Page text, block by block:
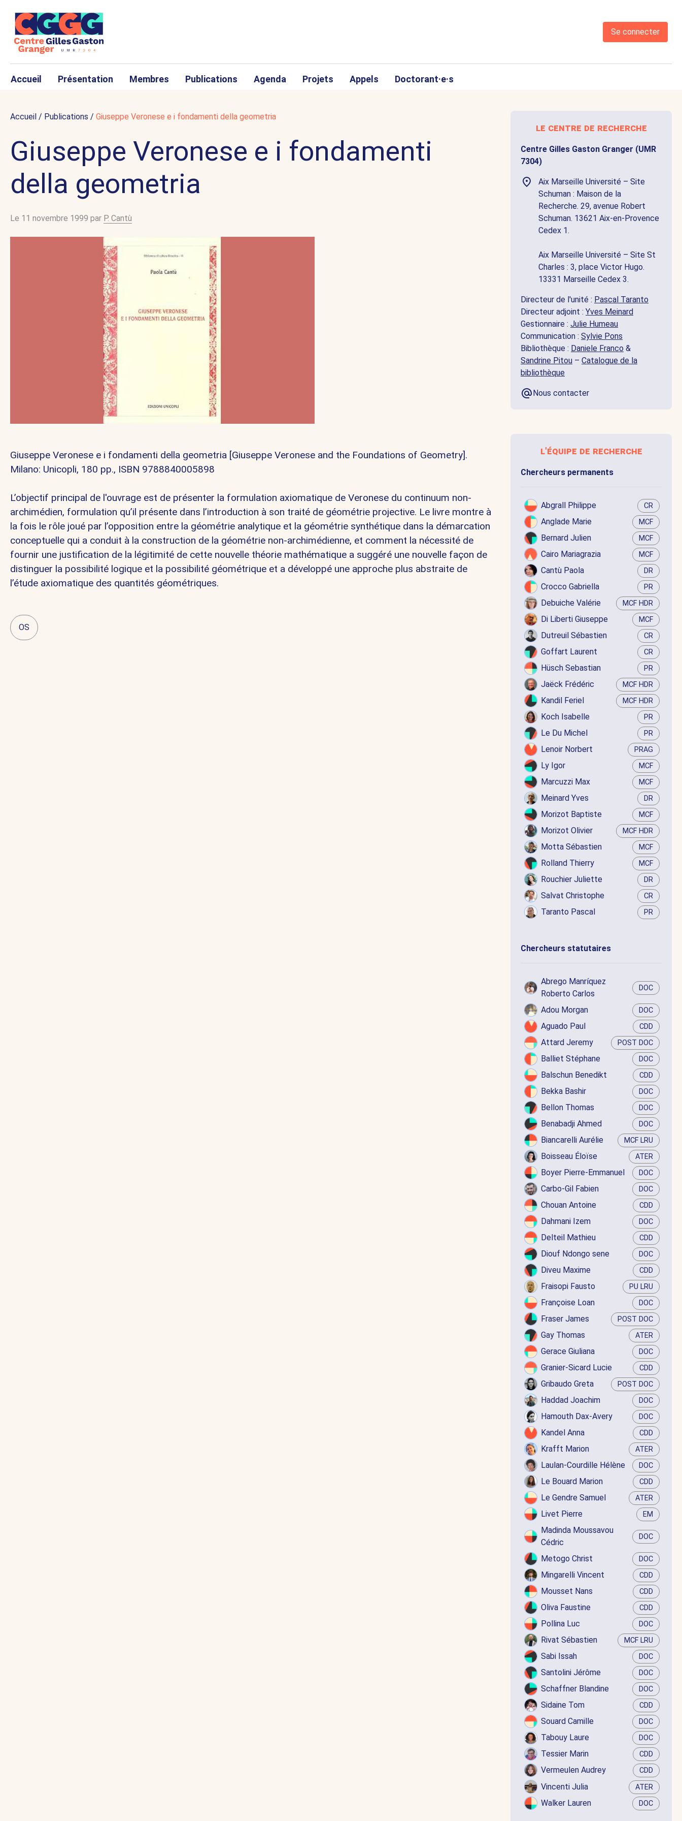
Se connecter
Accueil Présentation Membres Publications Agenda Projets Appels Doctorant·e·s
Accueil / Publications / Giuseppe Veronese e i fondamenti della geometria
Giuseppe Veronese e i fondamenti
della geometria
Le 11 novembre 1999 par P. Cantù
Giuseppe Veronese e i fondamenti della geometria [Giuseppe Veronese and the Foundations of Geometry].
Milano: Unicopli, 180 pp., ISBN 9788840005898
L’objectif principal de l'ouvrage est de présenter la formulation axiomatique de Veronese du continuum non-
archimédien, formulation qu’il présente dans l’introduction à son traité de géométrie projective. Le livre montre à
la fois le rôle joué par l’opposition entre la géométrie analytique et la géométrie synthétique dans la démarcation
conceptuelle qui a conduit à la construction de la géométrie non-archimédienne, et comment la nécessité de
fournir une justification de la légitimité de cette nouvelle théorie mathématique a suggéré une nouvelle façon de
distinguer la possibilité logique et la possibilité géométrique et a développé une approche plus abstraite de
l’étude axiomatique des quantités géométriques.
OS
le centre de recherche
Centre Gilles Gaston Granger (UMR
7304)
Aix Marseille Université – Site
Schuman : Maison de la
Recherche. 29, avenue Robert
Schuman. 13621 Aix-en-Provence
Cedex 1.
Aix Marseille Université – Site St
Charles : 3, place Victor Hugo.
13331 Marseille Cedex 3.
Directeur de l'unité : Pascal Taranto
Directeur adjoint : Yves Meinard
Gestionnaire : Julie Humeau
Communication : Sylvie Pons
Bibliothèque : Daniele Franco &
Sandrine Pitou – Catalogue de la
bibliothèque
Nous contacter
l'équipe de recherche
Chercheurs permanents
Abgrall Philippe CR
Anglade Marie MCF
Bernard Julien MCF
Cairo Mariagrazia MCF
Cantù Paola DR
Crocco Gabriella PR
Debuiche Valérie MCF HDR
Di Liberti Giuseppe MCF
Dutreuil Sébastien CR
Goffart Laurent CR
Hüsch Sebastian PR
Jaëck Frédéric MCF HDR
Kandil Feriel MCF HDR
Koch Isabelle PR
Le Du Michel PR
Lenoir Norbert PRAG
Ly Igor MCF
Marcuzzi Max MCF
Meinard Yves DR
Morizot Baptiste MCF
Morizot Olivier MCF HDR
Motta Sébastien MCF
Rolland Thierry MCF
Rouchier Juliette DR
Salvat Christophe CR
Taranto Pascal PR
Chercheurs statutaires
Abrego Manríquez
Roberto Carlos
DOC
Adou Morgan DOC
Aguado Paul CDD
Attard Jeremy POST DOC
Balliet Stéphane DOC
Balschun Benedikt CDD
Bekka Bashir DOC
Bellon Thomas DOC
Benabadji Ahmed DOC
Biancarelli Aurélie MCF LRU
Boisseau Éloïse ATER
Boyer Pierre-Emmanuel DOC
Carbo-Gil Fabien DOC
Chouan Antoine CDD
Dahmani Izem DOC
Delteil Mathieu CDD
Diouf Ndongo sene DOC
Diveu Maxime CDD
Fraisopi Fausto PU LRU
Françoise Loan DOC
Fraser James POST DOC
Gay Thomas ATER
Gerace Giuliana DOC
Granier-Sicard Lucie CDD
Gribaudo Greta POST DOC
Haddad Joachim DOC
Hamouth Dax-Avery DOC
Kandel Anna CDD
Krafft Marion ATER
Laulan-Courdille Hélène DOC
Le Bouard Marion CDD
Le Gendre Samuel ATER
Livet Pierre EM
Madinda Moussavou
Cédric
DOC
Metogo Christ DOC
Mingarelli Vincent CDD
Mousset Nans CDD
Oliva Faustine CDD
Pollina Luc DOC
Rivat Sébastien MCF LRU
Sabi Issah DOC
Santolini Jérôme DOC
Schaffner Blandine DOC
Sidaine Tom CDD
Souard Camille DOC
Tabouy Laure DOC
Tessier Marin CDD
Vermeulen Audrey CDD
Vincenti Julia ATER
Walker Lauren DOC